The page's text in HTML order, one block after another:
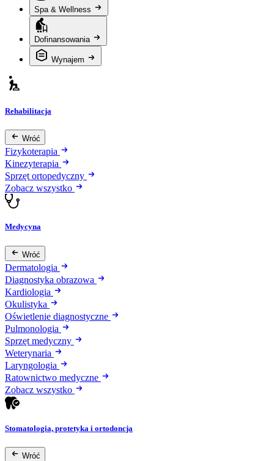
Spa & Wellness
Dofinansowania
Wynajem
Rehabilitacja
Wróć
Fizykoterapia
Kinezyterapia
Sprzęt ortopedyczny
Zobacz wszystko
Medycyna
Wróć
Dermatologia
Diagnostyka obrazowa
Kardiologia
Okulistyka
Oświetlenie diagnostyczne
Pulmonologia
Sprzęt medyczny
Weterynaria
Laryngologia
Ratownictwo medyczne
Zobacz wszystko
Stomatologia, protetyka i ortodoncja
Wróć